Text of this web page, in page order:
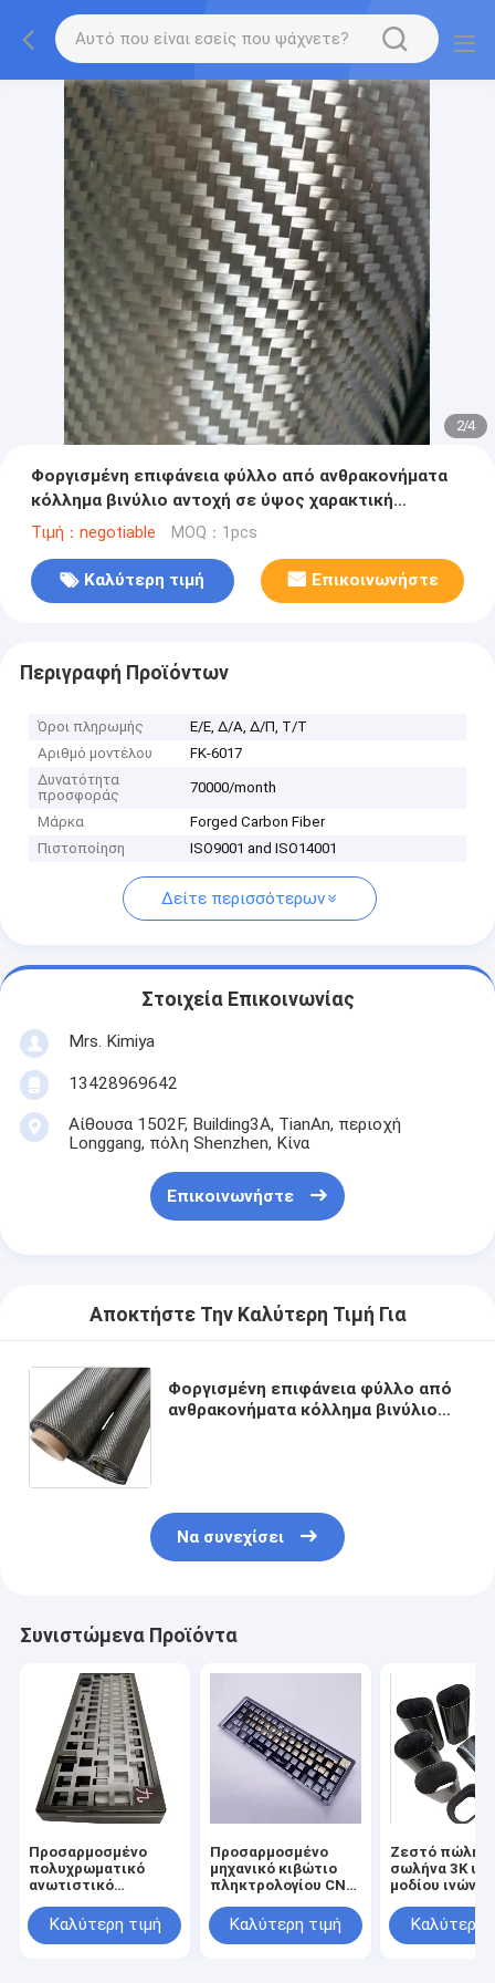
2/4
Φοργισμένη επιφάνεια φύλλο από ανθρακονήματα
κόλλημα βινύλιο αντοχή σε ύψος χαρακτική
λογότυπο υδροφόιλου επιφάνειας surf board stand
Τιμή：negotiable MOQ：1pcs
Καλύτερη τιμή Επικοινωνήστε
Περιγραφή Προϊόντων
Όροι πληρωμής
Ε/Ε, Δ/Α, Δ/Π, Τ/Τ
Αριθμό μοντέλου
FK-6017
Δυνατότητα
προσφοράς
70000/month
Μάρκα
Forged Carbon Fiber
Πιστοποίηση
ISO9001 and ISO14001
Δείτε περισσότερων
Στοιχεία Επικοινωνίας
Mrs. Kimiya
13428969642
Αίθουσα 1502F, Building3A, TianAn, περιοχή
Longgang, πόλη Shenzhen, Κίνα
Επικοινωνήστε
Αποκτήστε Την Καλύτερη Τιμή Για
Φοργισμένη επιφάνεια φύλλο από
ανθρακονήματα κόλλημα βινύλιο
Να συνεχίσει
Συνιστώμενα Προϊόντα
Προσαρμοσμένο
πολυχρωματικό
ανωτιστικό
πληκτρολόγιο Κουτί
Πλάκα Cnc
Καλύτερη τιμή
Προσαρμοσμένο
μηχανικό κιβώτιο
πληκτρολογίου CNC
μεταλλική θήκη
αλουμινίου
Καλύτερη τιμή
Ζεστό
σωλήνα 3K
μοδίου ινών
Καλύτερη